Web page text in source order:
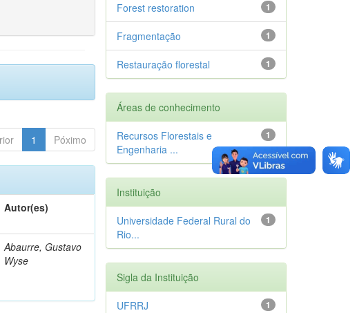
1 Póximo
Autor(es)
Abaurre, Gustavo
Wyse
1
Forest restoration
1
Fragmentação
1
Restauração florestal
Áreas de conhecimento
1
Recursos Florestais e
Engenharia ...
Instituição
1
Universidade Federal Rural do
Rio...
Sigla da Instituição
1
UFRRJ